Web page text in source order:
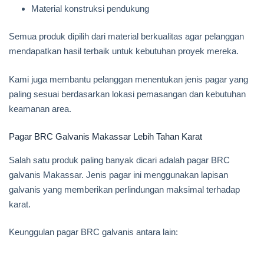
Material konstruksi pendukung
Semua produk dipilih dari material berkualitas agar pelanggan
mendapatkan hasil terbaik untuk kebutuhan proyek mereka.
Kami juga membantu pelanggan menentukan jenis pagar yang
paling sesuai berdasarkan lokasi pemasangan dan kebutuhan
keamanan area.
Pagar BRC Galvanis Makassar Lebih Tahan Karat
Salah satu produk paling banyak dicari adalah pagar BRC
galvanis Makassar. Jenis pagar ini menggunakan lapisan
galvanis yang memberikan perlindungan maksimal terhadap
karat.
Keunggulan pagar BRC galvanis antara lain: